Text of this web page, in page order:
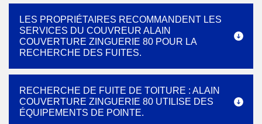
LES PROPRIÉTAIRES RECOMMANDENT LES
SERVICES DU COUVREUR ALAIN
COUVERTURE ZINGUERIE 80 POUR LA
RECHERCHE DES FUITES.
RECHERCHE DE FUITE DE TOITURE : ALAIN
COUVERTURE ZINGUERIE 80 UTILISE DES
ÉQUIPEMENTS DE POINTE.